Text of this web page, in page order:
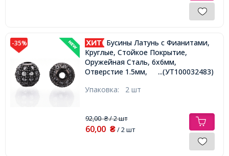
-35%
Бусины Латунь с Фианитами,
Круглые, Стойкое Покрытие,
Оружейная Сталь, 6х6мм,
Отверстие 1.5мм,
...(УТ100032483)
Упаковка: 2 шт
92,00₴/ 2 шт
60,00 ₴/ 2 шт